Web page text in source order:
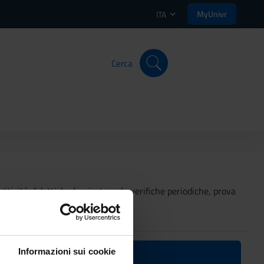
Informazioni sui cookie
ITA MyUnivr
Cerca
didattiche (project work, verifiche periodiche, prova